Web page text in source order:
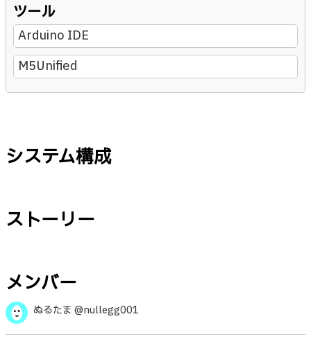
ツール
Arduino IDE
M5Unified
システム構成
ストーリー
メンバー
ぬるたま @nullegg001